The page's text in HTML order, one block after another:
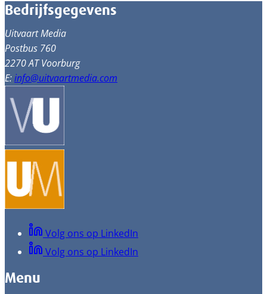
Bedrijfsgegevens
Uitvaart Media
Postbus 760
2270 AT Voorburg
E:info@uitvaartmedia.com
Volg ons op LinkedIn
Volg ons op LinkedIn
Menu